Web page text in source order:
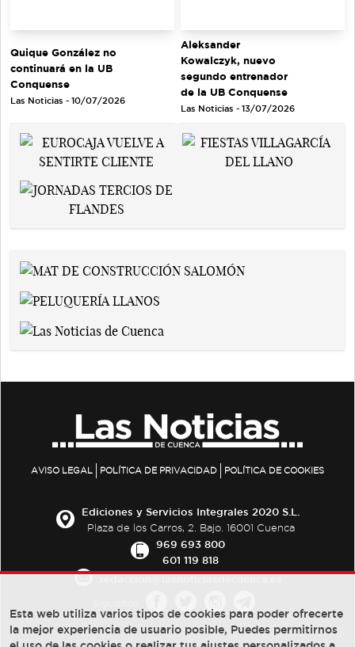
Quique González no
continuará en la UB
Conquense
Las Noticias - 10/07/2026
Aleksander
Kowalczyk, nuevo
segundo entrenador
de la UB Conquense
Las Noticias - 13/07/2026
AVISO LEGAL POLÍTICA DE PRIVACIDAD POLÍTICA DE COOKIES
Ediciones y Servicios Integrales 2020 S.L.
Plaza de los Carros, 2. Bajo. 16001 Cuenca
969 693 800
601 119 818
Esta web utiliza varios tipos de cookies para poder ofrecerte
la mejor experiencia de usuario posible, Puedes permitirnos